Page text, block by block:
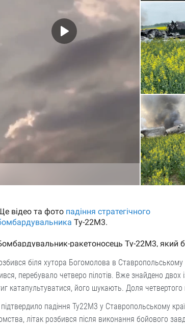
біля хутора Богомолова в Ставропольському
перебувало четверо пілотів. Вже знайдено двох
катапультуватися, його шукають. Доля четвертого
падіння Ту22М3 у Ставропольському
літак розбився після виконання бойового